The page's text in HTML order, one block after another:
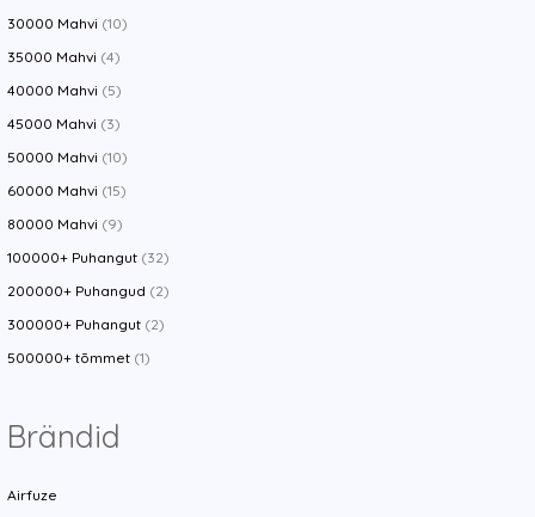
30000 Mahvi (10)
35000 Mahvi (4)
40000 Mahvi (5)
45000 Mahvi (3)
50000 Mahvi (10)
60000 Mahvi (15)
80000 Mahvi (9)
100000+ Puhangut (32)
200000+ Puhangud (2)
300000+ Puhangut (2)
500000+ tõmmet (1)
Brändid
Airfuze